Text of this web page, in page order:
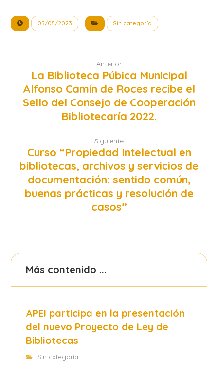
05/05/2023 Sin categoría
Anterior
La Biblioteca Púbica Municipal
Alfonso Camín de Roces recibe el
Sello del Consejo de Cooperación
Bibliotecaría 2022.
Siguiente
Curso “Propiedad Intelectual en
bibliotecas, archivos y servicios de
documentación: sentido común,
buenas prácticas y resolución de
casos”
Más contenido ...
APEI participa en la presentación
del nuevo Proyecto de Ley de
Bibliotecas
Sin categoría